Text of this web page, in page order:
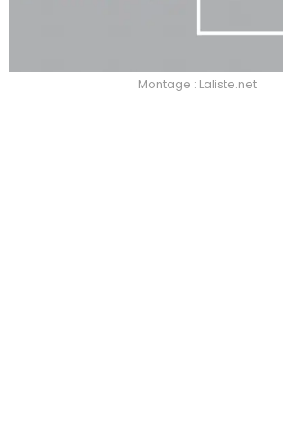
Montage : Laliste.net